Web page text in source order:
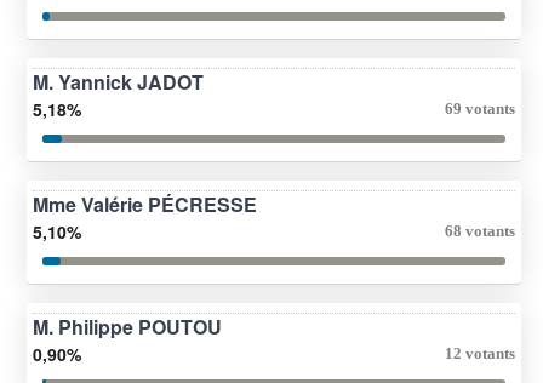
M. Yannick JADOT
5,18% 69 votants
Mme Valérie PÉCRESSE
5,10% 68 votants
M. Philippe POUTOU
0,90% 12 votants